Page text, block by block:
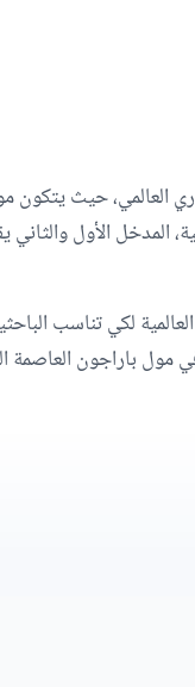
العالمي، حيث يتكون
إلى 2 بدروم، ويعد المبنى إداري بالكامل
لكي تناسب
والكثير من المولات